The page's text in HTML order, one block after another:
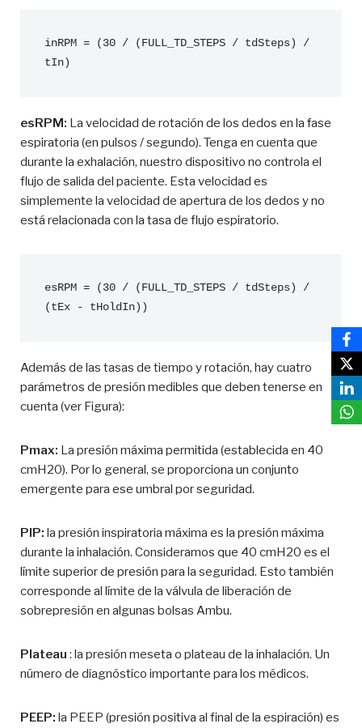
inRPM = (30 / (FULL_TD_STEPS / tdSteps) /
tIn)
esRPM: La velocidad de rotación de los dedos en la fase
espiratoria (en pulsos / segundo). Tenga en cuenta que
durante la exhalación, nuestro dispositivo no controla el
flujo de salida del paciente. Esta velocidad es
simplemente la velocidad de apertura de los dedos y no
está relacionada con la tasa de flujo espiratorio.
esRPM = (30 / (FULL_TD_STEPS / tdSteps) /
Además de las tasas de tiempo y rotación, hay cuatro
parámetros de presión medibles que deben tenerse en
cuenta (ver Figura):
Pmax: La presión máxima permitida (establecida en 40
cmH20). Por lo general, se proporciona un conjunto
emergente para ese umbral por seguridad.
PIP: la presión inspiratoria máxima es la presión máxima
durante la inhalación. Consideramos que 40 cmH20 es el
límite superior de presión para la seguridad. Esto también
corresponde al límite de la válvula de liberación de
sobrepresión en algunas bolsas Ambu.
Plateau : la presión meseta o plateau de la inhalación. Un
número de diagnóstico importante para los médicos.
PEEP: la PEEP (presión positiva al final de la espiración) es